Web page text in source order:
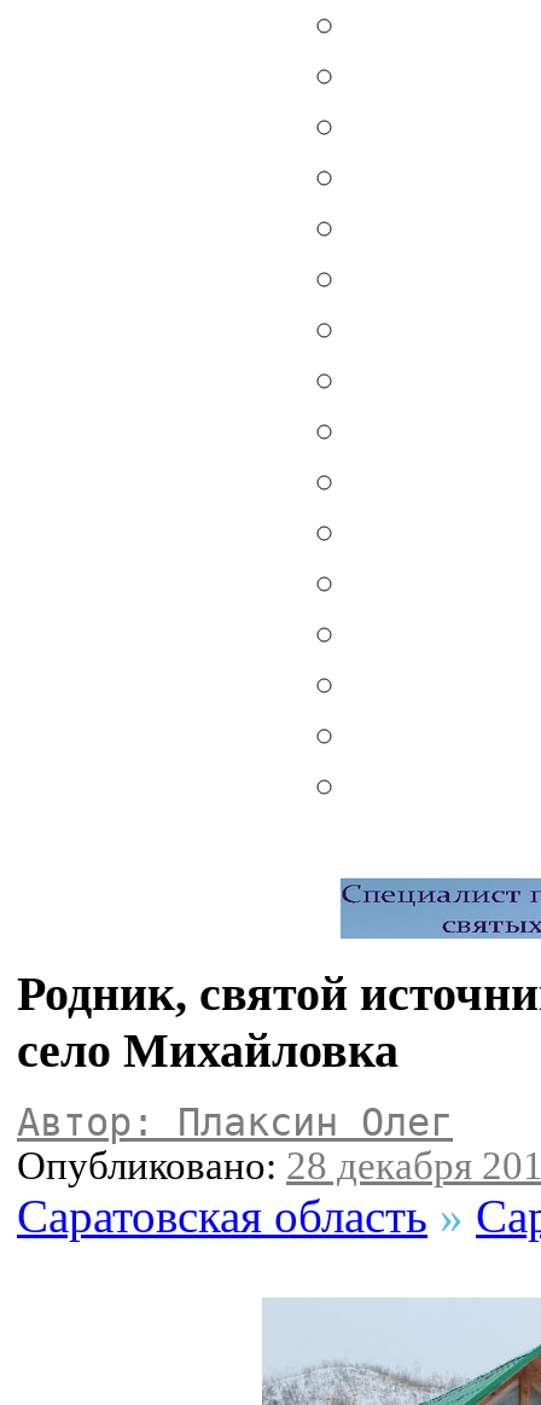
Родник, святой
село Михайловка
Автор: Плаксин Олег
Опубликовано: 28 декабря
Саратовская область »